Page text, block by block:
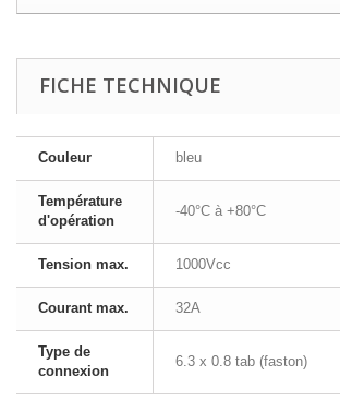
FICHE TECHNIQUE
Couleur bleu
Température
d'opération
-40°C à +80°C
Tension max. 1000Vcc
Courant max. 32A
Type de
connexion
6.3 x 0.8 tab (faston)